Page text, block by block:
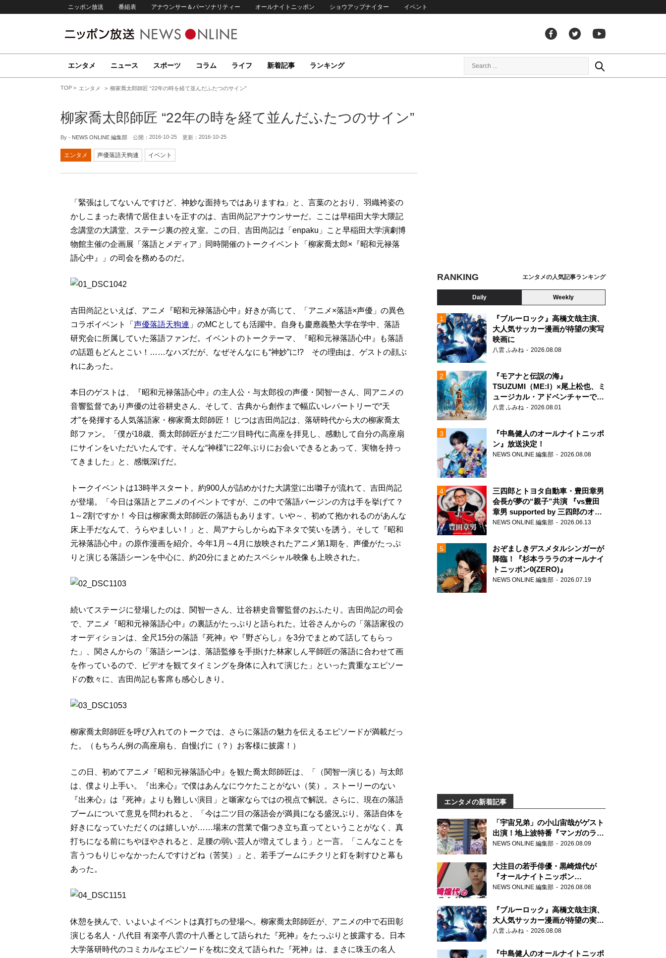
ニッポン放送 番組表 アナウンサー＆パーソナリティー オールナイトニッポン ショウアップナイター イベント
エンタメ ニュース スポーツ コラム ライフ 新着記事 ランキング
TOP エンタメ 柳家喬太郎師匠 “22年の時を経て並んだふたつのサイン”
柳家喬太郎師匠 “22年の時を経て並んだふたつのサイン”
By - NEWS ONLINE 編集部 公開： 2016-10-25 更新： 2016-10-25
エンタメ 声優落語天狗連 イベント
「緊張はしてないんですけど、神妙な面持ちではありますね」と、言葉のとおり、羽織袴姿の
かしこまった表情で居住まいを正すのは、吉田尚記アナウンサーだ。ここは早稲田大学大隈記
念講堂の大講堂、ステージ裏の控え室。この日、吉田尚記は「enpaku」こと早稲田大学演劇博
物館主催の企画展「落語とメディア」同時開催のトークイベント「柳家喬太郎×『昭和元禄落
語心中』」の司会を務めるのだ。
吉田尚記といえば、アニメ『昭和元禄落語心中』好きが高じて、「アニメ×落語×声優」の異色
コラボイベント「 声優落語天狗連 」のMCとしても活躍中。自身も慶應義塾大学在学中、落語
研究会に所属していた落語ファンだ。イベントのトークテーマ、『昭和元禄落語心中』も落語
の話題もどんとこい！……なハズだが、なぜそんなにも“神妙”に!? その理由は、ゲストの顔ぶ
れにあった。
本日のゲストは、『昭和元禄落語心中』の主人公・与太郎役の声優・関智一さん、同アニメの
音響監督であり声優の辻谷耕史さん、そして、古典から創作まで幅広いレパートリーで“天
才”を発揮する人気落語家・柳家喬太郎師匠！ じつは吉田尚記は、落研時代から大の柳家喬太
郎ファン。「僕が18歳、喬太郎師匠がまだ二ツ目時代に高座を拝見し、感動して自分の高座扇
にサインをいただいたんです。そんな“神様”に22年ぶりにお会いできるとあって、実物を持っ
てきました」と、感慨深げだ。
トークイベントは13時半スタート。約900人が詰めかけた大講堂に出囃子が流れて、吉田尚記
が登場。「今日は落語とアニメのイベントですが、この中で落語バージンの方は手を挙げて？
1～2割ですか！ 今日は柳家喬太郎師匠の落語もあります。いや～、初めて抱かれるのがあんな
床上手だなんて、うらやましい！」と、局アナらしからぬ下ネタで笑いを誘う。そして『昭和
元禄落語心中』の原作漫画を紹介。今年1月～4月に放映されたアニメ第1期を、声優がたっぷ
りと演じる落語シーンを中心に、約20分にまとめたスペシャル映像も上映された。
続いてステージに登場したのは、関智一さん、辻谷耕史音響監督のおふたり。吉田尚記の司会
で、アニメ『昭和元禄落語心中』の裏話がたっぷりと語られた。辻谷さんからの「落語家役の
オーディションは、全尺15分の落語『死神』や『野ざらし』を3分でまとめて話してもらっ
た」、関さんからの「落語シーンは、落語監修を手掛けた林家しん平師匠の落語に合わせて画
を作っているので、ビデオを観てタイミングを身体に入れて演じた」といった貴重なエピソー
ドの数々に、吉田尚記も客席も感心しきり。
柳家喬太郎師匠を呼び入れてのトークでは、さらに落語の魅力を伝えるエピソードが満載だっ
た。（もちろん例の高座扇も、自慢げに（？）お客様に披露！）
この日、初めてアニメ『昭和元禄落語心中』を観た喬太郎師匠は、「（関智一演じる）与太郎
は、僕より上手い。『出来心』で僕はあんなにウケたことがない（笑）。ストーリーのない
『出来心』は『死神』よりも難しい演目」と噺家ならではの視点で解説。さらに、現在の落語
ブームについて意見を問われると、「今は二ツ目の落語会が満員になる盛況ぶり。落語自体を
好きになっていただくのは嬉しいが……場末の営業で傷つき立ち直ってということがなく、真
打ちになる前にちやほやされると、足腰の弱い芸人が増えてしまう」と一言。「こんなことを
言うつもりじゃなかったんですけどね（苦笑）」と、若手ブームにチクリと釘を刺すひと幕も
あった。
休憩を挟んで、いよいよイベントは真打ちの登場へ。柳家喬太郎師匠が、アニメの中で石田彰
演じる名人・八代目 有楽亭八雲の十八番として語られた『死神』をたっぷりと披露する。日本
大学落研時代のコミカルなエピソードを枕に交えて語られた『死神』は、まさに珠玉の名人
RANKING エンタメの人気記事ランキング
Daily Weekly
『ブルーロック』高橋文哉主演、
大人気サッカー漫画が待望の実写
映画に
八雲 ふみね 2026.08.08
『モアナと伝説の海』
TSUZUMI（ME:I）×尾上松也、ミ
ュージカル・アドベンチャーで美
声を響かせる
八雲 ふみね 2026.08.01
『中島健人のオールナイトニッポ
ン』放送決定！
NEWS ONLINE 編集部 2026.08.08
三四郎とトヨタ自動車・豊田章男
会長が夢の“親子”共演 『vs豊田
章男 supported by 三四郎のオー
ルナイトニッポン0(ZERO)』
NEWS ONLINE 編集部 2026.06.13
おぞましきデスメタルシンガーが
降臨！『杉本ラララのオールナイ
トニッポン0(ZERO)』
NEWS ONLINE 編集部 2026.07.19
エンタメの新着記事
「宇宙兄弟」の小山宙哉がゲスト
出演！地上波特番『マンガのラジ
オ 宇宙兄弟スペシャル 』
NEWS ONLINE 編集部 2026.08.09
大注目の若手俳優・黒崎煌代が
『オールナイトニッポン
0(ZERO)』に初登場「今からとて
NEWS ONLINE 編集部 2026.08.08
『ブルーロック』高橋文哉主演、
大人気サッカー漫画が待望の実写
映画に
八雲 ふみね 2026.08.08
『中島健人のオールナイトニッポ